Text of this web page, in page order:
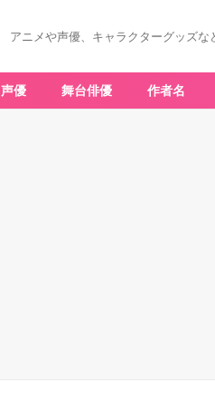
アニメや声優、キャラクターグッズ
声優 舞台俳優 作者名